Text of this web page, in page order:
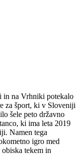
in na Vrhniki potekalo
za šport, ki v Sloveniji
šele peto državno
ki ima leta 2019
Namen tega
igro med
tekem in